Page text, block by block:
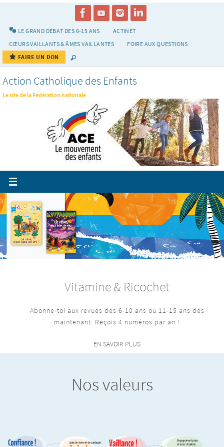
LE GRAND DÉBAT DES 6-15 ANS
ACTINET
CŒURS VAILLANTS & ÂMES VAILLANTES
FOIRE AUX QUESTIONS
FAIRE UN DON
Action Catholique des Enfants
Le site de la Fédération nationale
Vitamine & Ricochet
Abonne-toi aux revues des 6-10 ans ou 11-15 ans dès
maintenant. Reçois 4 numéros par an !
EN SAVOIR PLUS
Nos valeurs